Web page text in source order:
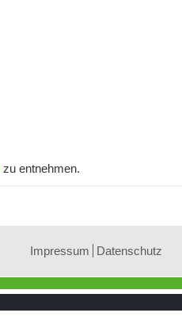
zu entnehmen.
Impressum Datenschutz